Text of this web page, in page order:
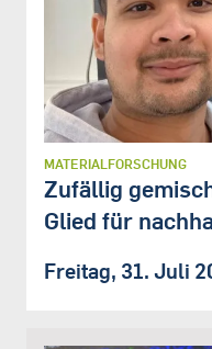
MATERIALFORSCHUNG
Zufällig
Glied für
Freitag, 31. Juli